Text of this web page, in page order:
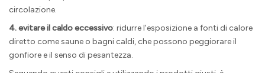
circolazione.
4. evitare il caldo eccessivo: ridurre l'esposizione a fonti di calore
diretto come saune o bagni caldi, che possono peggiorare il
gonfiore e il senso di pesantezza.